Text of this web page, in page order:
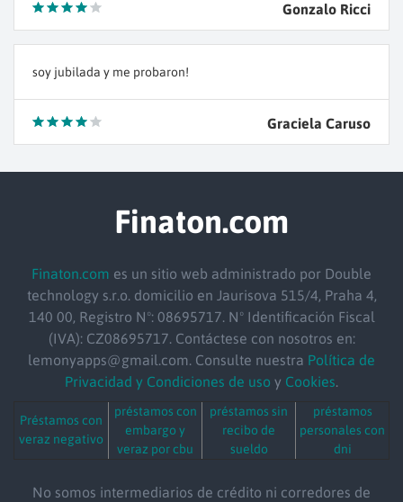
Gonzalo Ricci
soy jubilada y me probaron!
Graciela Caruso
Finaton.com
Finaton.com es un sitio web administrado por Double
technology s.r.o. domicilio en Jaurisova 515/4, Praha 4,
140 00, Registro Nº: 08695717. Nº Identificación Fiscal
(IVA): CZ08695717. Contáctese con nosotros en:
lemonyapps@gmail.com. Consulte nuestra Política de
Privacidad y Condiciones de uso y Cookies.
Préstamos con
veraz negativo
préstamos con
embargo y
veraz por cbu
préstamos sin
recibo de
sueldo
préstamos
personales con
dni
No somos intermediarios de crédito ni corredores de